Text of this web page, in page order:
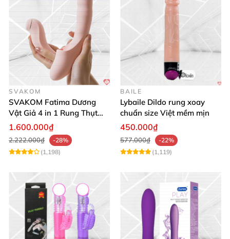
SVAKOM
SVAKOM Fatima Dương
Vật Giả 4 in 1 Rung Thụt
Hút Toả Nhiệt Massage Cho
1.600.000₫
2.222.000₫
-28%
(1,198)
BAILE
Lybaile Dildo rung xoay
chuẩn size Việt mềm mịn
450.000₫
577.000₫
-22%
(1,119)